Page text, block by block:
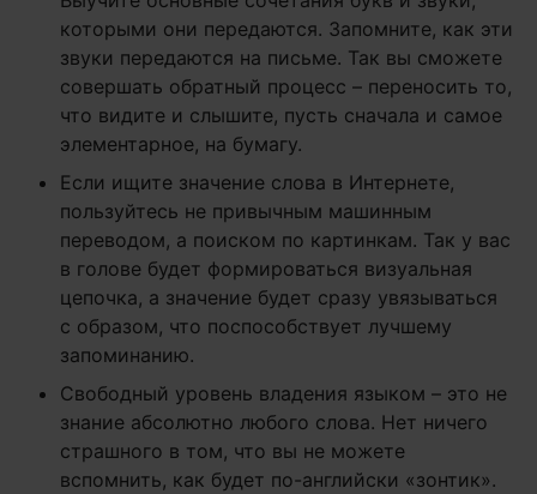
которыми они передаются. Запомните, как эти
звуки передаются на письме. Так вы сможете
совершать обратный процесс – переносить то,
что видите и слышите, пусть сначала и самое
элементарное, на бумагу.
Если ищите значение слова в Интернете,
пользуйтесь не привычным машинным
переводом, а поиском по картинкам. Так у вас
в голове будет формироваться визуальная
цепочка, а значение будет сразу увязываться
с образом, что поспособствует лучшему
запоминанию.
Свободный уровень владения языком – это не
знание абсолютно любого слова. Нет ничего
страшного в том, что вы не можете
вспомнить, как будет по-английски «зонтик».